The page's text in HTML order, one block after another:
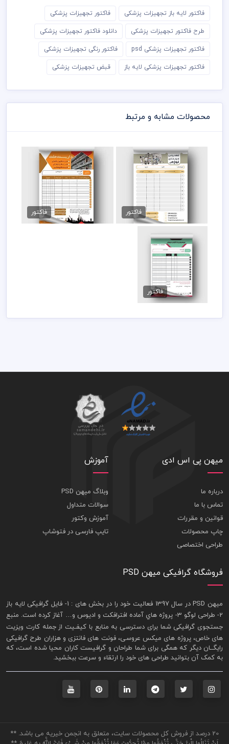
فاکتور لایه باز تجهیزات پزشکی فاکتور تجهیزات پزشکی
طرح فاکتور تجهیزات پزشکی دانلود فاکتور تجهیزات پزشکی
فاکتور تجهیزات پزشکی psd فاکتور رنگی تجهیزات پزشکی
فاکتور تجهیزات پزشکی لایه باز قبض تجهیزات پزشکی
محصولات مشابه و مرتبط
فاکتور فروش لوازم پزشکی
فاکتور
طرح فاکتور داربست فلزی
89,000 تومان
فاکتور
فاکتور فروش سوسیس
و کالباس
89,000 تومان
فاکتور
میهن پی اس ادی
درباره ما
تماس با ما
قوانین و مقررات
چاپ محصولات
طراحی اختصاصی
آموزش
وبلاگ میهن PSD
سوالات متداول
آموزش وکتور
تایپ فارسی در فتوشاپ
فروشگاه گرافیکی میهن PSD
ميهن PSD در سال 1397 فعاليت خود را در بخش های : 1-
فايل گرافيکی لايه باز
2- طراحی لوگو 3- پروژه هاي آماده افترافکت و اديوس و… آغاز کرده است. منبع
جستجوی گرافيکی شما برای دسترسی به منابع با کيفـيت از جملهکارت ويزيت
های خاص، پروژه های ميکس عروسی، فونت های فانتزی و هزاران طرح گرافیکی
رايگــان ديگر که همگی برای شما طراحان و گرافيست کاران محيا شده است، که
به کمک آن بتوانيد طراحی های خود را ارتقاء و سرعت ببخشيد.
20 درصد از فروش کل محصولات سایت، متعلق به انجمن خیریه می باشد. **